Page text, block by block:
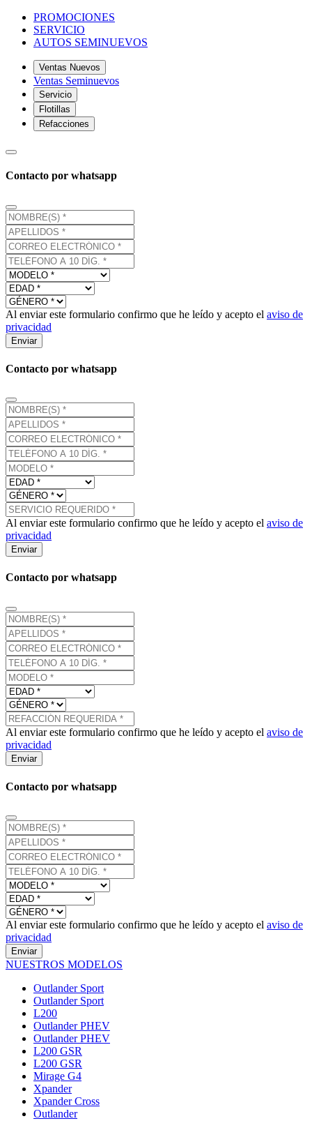
PROMOCIONES
SERVICIO
AUTOS SEMINUEVOS
Ventas Nuevos
Ventas Seminuevos
Servicio
Flotillas
Refacciones
Contacto por whatsapp
Al enviar este formulario confirmo que he leído y acepto el aviso de
privacidad
Enviar
Contacto por whatsapp
Al enviar este formulario confirmo que he leído y acepto el aviso de
privacidad
Enviar
Contacto por whatsapp
Al enviar este formulario confirmo que he leído y acepto el aviso de
privacidad
Enviar
Contacto por whatsapp
Al enviar este formulario confirmo que he leído y acepto el aviso de
privacidad
Enviar
NUESTROS MODELOS
Outlander Sport
Outlander Sport
L200
Outlander PHEV
Outlander PHEV
L200 GSR
L200 GSR
Mirage G4
Xpander
Xpander Cross
Outlander